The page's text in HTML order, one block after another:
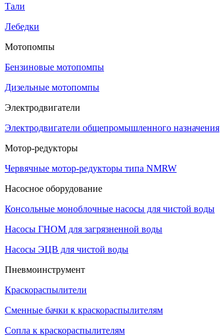
Тали
Лебедки
Мотопомпы
Бензиновые мотопомпы
Дизельные мотопомпы
Электродвигатели
Электродвигатели общепромышленного назначения
Мотор-редукторы
Червячные мотор-редукторы типа NMRW
Насосное оборудование
Консольные моноблочные насосы для чистой воды
Насосы ГНОМ для загрязненной воды
Насосы ЭЦВ для чистой воды
Пневмоинструмент
Краскораспылители
Сменные бачки к краскораспылителям
Сопла к краскораспылителям